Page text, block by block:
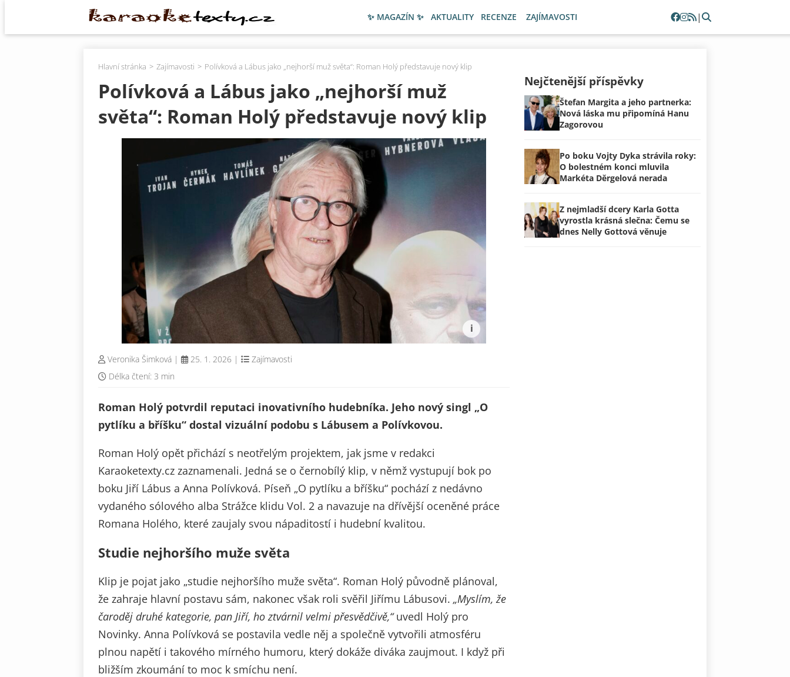
✨ MAGAZÍN ✨ AKTUALITY RECENZE ZAJÍMAVOSTI |
Hlavní stránka Zajímavosti Polívková a Lábus jako „nejhorší muž světa“: Roman Holý představuje nový klip
Polívková a Lábus jako „nejhorší muž
světa“: Roman Holý představuje nový klip
Veronika Šimková | 25. 1. 2026 |
Zajímavosti
Délka čtení: 3 min
Roman Holý potvrdil reputaci inovativního hudebníka. Jeho nový singl „O
pytlíku a bříšku“ dostal vizuální podobu s Lábusem a Polívkovou.
Roman Holý opět přichází s neotřelým projektem, jak jsme v redakci
Karaoketexty.cz zaznamenali. Jedná se o černobílý klip, v němž vystupují bok po
boku Jiří Lábus a Anna Polívková. Píseň „O pytlíku a bříšku“ pochází z nedávno
vydaného sólového alba Strážce klidu Vol. 2 a navazuje na dřívější oceněné práce
Romana Holého, které zaujaly svou nápaditostí i hudební kvalitou.
Studie nejhoršího muže světa
Klip je pojat jako „studie nejhoršího muže světa“. Roman Holý původně plánoval,
že zahraje hlavní postavu sám, nakonec však roli svěřil Jiřímu Lábusovi. „Myslím, že
čaroděj druhé kategorie, pan Jiří, ho ztvárnil velmi přesvědčivě,“uvedl Holý pro
Novinky. Anna Polívková se postavila vedle něj a společně vytvořili atmosféru
plnou napětí i takového mírného humoru, který dokáže diváka zaujmout. I když při
bližším zkoumání to moc k smíchu není.
Nejčtenější příspěvky
Štefan Margita a jeho partnerka:
Nová láska mu připomíná Hanu
Zagorovou
Po boku Vojty Dyka strávila roky:
O bolestném konci mluvila
Markéta Děrgelová nerada
Z nejmladší dcery Karla Gotta
vyrostla krásná slečna: Čemu se
dnes Nelly Gottová věnuje